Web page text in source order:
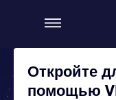
Откройте
помощью